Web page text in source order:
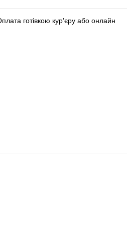
готівкою кур’єру або онлайн